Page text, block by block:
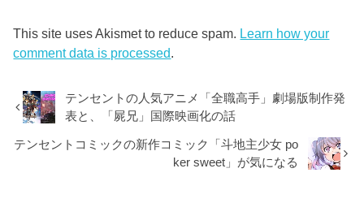
This site uses Akismet to reduce spam. Learn how your
comment data is processed.
テンセントの人気アニメ「全職高手」劇場版制作発
表と、「屍兄」国際映画化の話
テンセントコミックの新作コミック「斗地主少女 po
ker sweet」が気になる